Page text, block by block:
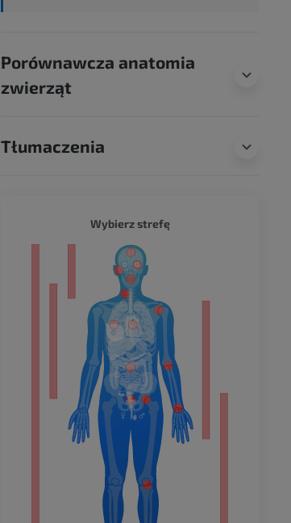
Porównawcza anatomia
zwierząt
Tłumaczenia
Wybierz strefę